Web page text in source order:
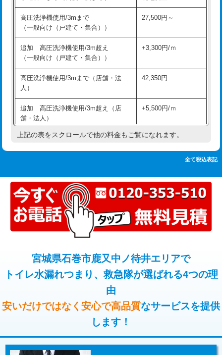
追加人工 16,500円
廃棄・処分 現場見積
※給水管工事は20mmまでの価格です。
持込商品取付（混合水栓）
持込商品取付（浄水器・分岐水栓） 16,500円
業）
排水管工事（追加 排水管工事/3ｍ超
え）
マス交換（土の掘削・埋め戻し作業） 11,000円~
マス交換（深さ50㎝以上） 66,000円
コンクリート斫り（厚さ10㎝まで） 27,500円
コンクリート斫り（厚さ10㎝超え） 38,500円
モルタル補修（厚さ10㎝まで） 27,500円
モルタル補修（厚さ10㎝超え） 38,500円
高圧洗浄機使用/3mまで
（一般向け（戸建て・集合））
27,500円～
追加 高圧洗浄機使用/3m超え
（一般向け（戸建て・集合））
+3,300円/ｍ
高圧洗浄機使用/3mまで（店舗・法
人）
42,350円
追加 高圧洗浄機使用/3m超え（店
舗・法人）
+5,500円/ｍ
高度高圧洗浄換 現地調査
トーラー機使用/3mまで 33,000円
追加トーラー機使用/3m超え +3,300円
カメラ調査 33,000円
止水・漏水調査・防水処理・清掃・修
理・調整・分解・加工など（軽作業）
11,000円
止水・漏水調査・防水処理・清掃・修
理・調整・分解・加工など（中作業）
止水・漏水調査・防水処理・清掃・修
その他部品の脱着
上記の表をスクロールで他の料金もご覧になれます。
全て税込表記
宮城県石巻市鹿又中ノ待井エリアで
トイレ水漏れつまり、救急隊が選ばれる4つの理
由
安いだけではなく安心で高品質なサービスを提供
します！